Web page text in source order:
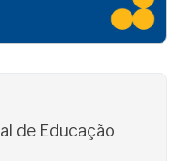
Seletivo
de Educação